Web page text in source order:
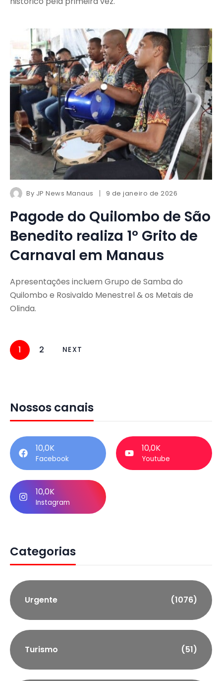
By JP News Manaus 9 de janeiro de 2026
Pagode do Quilombo de São
Benedito realiza 1º Grito de
Carnaval em Manaus
Apresentações incluem Grupo de Samba do
Quilombo e Rosivaldo Menestrel & os Metais de
Olinda.
1 2 NEXT
Nossos canais
10,0K
Facebook
10,0K
Youtube
10,0K
Instagram
Categorias
Urgente (1076)
Turismo (51)